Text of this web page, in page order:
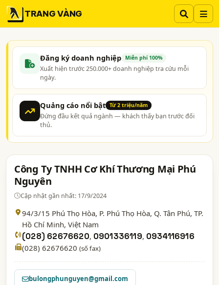
TRANG VÀNG
Đăng ký doanh nghiệp Miễn phí 100%
Xuất hiện trước 250.000+ doanh nghiệp tra cứu mỗi
ngày.
Quảng cáo nổi bật Từ 2 triệu/năm
Đứng đầu kết quả ngành — khách thấy bạn trước đối
thủ.
Công Ty TNHH Cơ Khí Thương Mại Phú
Nguyên
Cập nhật gần nhất: 17/9/2024
94/3/15 Phú Thọ Hòa, P. Phú Thọ Hòa, Q. Tân Phú, TP.
Hồ Chí Minh, Việt Nam
(028) 62676620, 0901336119, 0934116916
(028) 62676620 (số fax)
bulongphunguyen@gmail.com